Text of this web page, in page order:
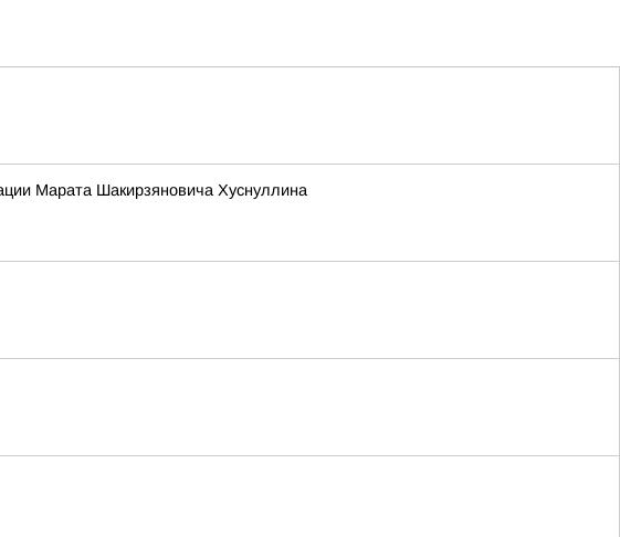
Марата Шакирзяновича Хуснуллина